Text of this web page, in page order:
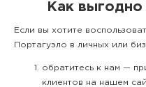
Как выгодно
Если вы хотите
Портагуэло в личных или
обратитесь к нам —
клиентов на нашем